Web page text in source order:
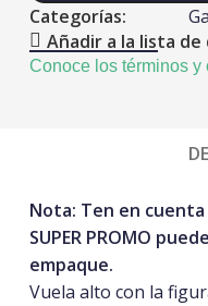
Categorías:
Añadir a la lista de
Conoce los términos y
Nota: Ten en
SUPER PROMO
empaque.
Vuela alto con la